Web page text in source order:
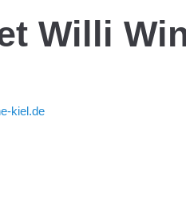
Willi
kiel.de